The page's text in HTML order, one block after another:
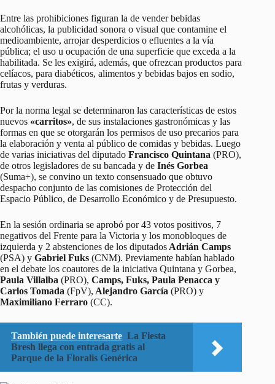
Entre las prohibiciones figuran la de vender bebidas
alcohólicas, la publicidad sonora o visual que contamine el
medioambiente, arrojar desperdicios o efluentes a la vía
pública; el uso u ocupación de una superficie que exceda a la
habilitada. Se les exigirá, además, que ofrezcan productos para
celíacos, para diabéticos, alimentos y bebidas bajos en sodio,
frutas y verduras.
Por la norma legal se determinaron las características de estos
nuevos «carritos», de sus instalaciones gastronómicas y las
formas en que se otorgarán los permisos de uso precarios para
la elaboración y venta al público de comidas y bebidas. Luego
de varias iniciativas del diputado Francisco Quintana (PRO),
de otros legisladores de su bancada y de Inés Gorbea
(Suma+), se convino un texto consensuado que obtuvo
despacho conjunto de las comisiones de Protección del
Espacio Público, de Desarrollo Económico y de Presupuesto.
En la sesión ordinaria se aprobó por 43 votos positivos, 7
negativos del Frente para la Victoria y los monobloques de
izquierda y 2 abstenciones de los diputados Adrián Camps
(PSA) y Gabriel Fuks (CNM). Previamente habían hablado
en el debate los coautores de la iniciativa Quintana y Gorbea,
Paula Villalba (PRO), Camps, Fuks, Paula Penacca y
Carlos Tomada (FpV), Alejandro García (PRO) y
Maximiliano Ferraro (CC).
También puede interesarte La Fiesta
Bresh llega con entrada gratis al
Parque de la Floralis Genérica